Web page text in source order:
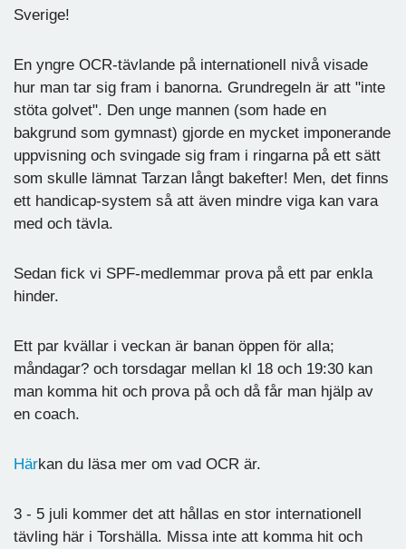
Sverige!
En yngre OCR-tävlande på internationell nivå visade
hur man tar sig fram i banorna. Grundregeln är att "inte
stöta golvet". Den unge mannen (som hade en
bakgrund som gymnast) gjorde en mycket imponerande
uppvisning och svingade sig fram i ringarna på ett sätt
som skulle lämnat Tarzan långt bakefter! Men, det finns
ett handicap-system så att även mindre viga kan vara
med och tävla.
Sedan fick vi SPF-medlemmar prova på ett par enkla
hinder.
Ett par kvällar i veckan är banan öppen för alla;
måndagar? och torsdagar mellan kl 18 och 19:30 kan
man komma hit och prova på och då får man hjälp av
en coach.
Härkan du läsa mer om vad OCR är.
3 - 5 juli kommer det att hållas en stor internationell
tävling här i Torshälla. Missa inte att komma hit och